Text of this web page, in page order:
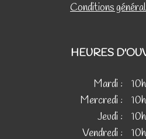
Conditions
HEURES
Mardi :
Mercredi :
Jeudi :
Vendredi :